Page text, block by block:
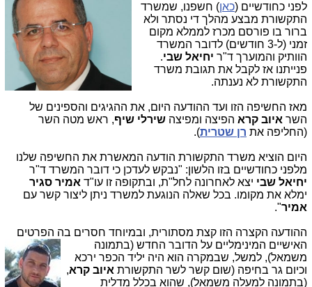
לפני כחודשיים (כאן) חשפנו, שמשרד
התקשורת מבצע מהלך די נסתר ולא
ברור בו פורסם מכרז לממלא מקום
זמני (ל-3 חודשים) לדובר המשרד
הוותיק והמוערך ד"ר יחיאל שבי.
פנייתנו אז לקבל את תגובת משרד
התקשורת לא נענתה.
מאז החשיפה הזו ועד ההודעה היום, את ההגיגים והספינים של
השר איוב קרא הפיצה ומפיצה שירלי שיף, ראש מטה השר
(החליפה את רן שטרית).
היום הוציא משרד התקשורת הודעה המאשרת את החשיפה שלנו
מלפני כחודשיים בזו הלשון: "נבקש לעדכן כי דובר המשרד ד"ר
יחיאל שבי יצא לאחרונה לחל"ת, ובתקופה זו עו"ד אמיר סגיר
ימלא את מקומו. בכל שאלה הנוגעת למשרד ניתן ליצור קשר עם
אמיר".
ההודעה הקצרה הזו קצת מסתורית, ובמיוחד חסרים בה הפרטים
האישיים המינימליים על הדובר החדש (בתמונה
משמאל), למשל, שבמקרה הוא היה יליד הכפר ירכא
וכיום גר בחיפה (שום קשר לשר התקשורת איוב קרא,
(בתמונה למעלה משמאל), שהוא בכלל מדלית